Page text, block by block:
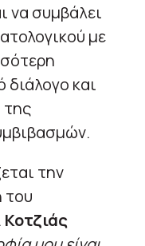
να συμβάλει
με
διάλογο και
της
την
του
Κοτζιάς